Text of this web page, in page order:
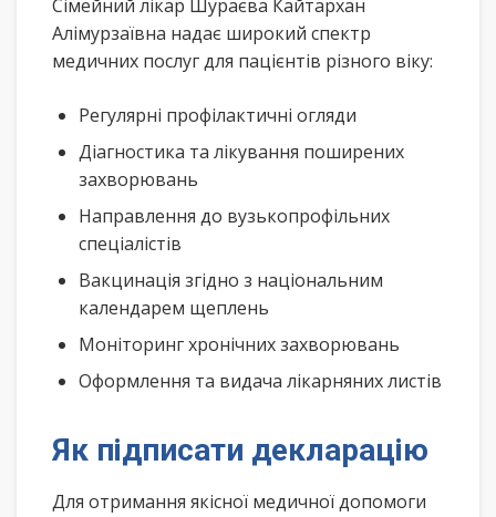
Сімейний лікар Шураєва Кайтархан
Алімурзаївна надає широкий спектр
медичних послуг для пацієнтів різного віку:
Регулярні профілактичні огляди
Діагностика та лікування поширених
захворювань
Направлення до вузькопрофільних
спеціалістів
Вакцинація згідно з національним
календарем щеплень
Моніторинг хронічних захворювань
Оформлення та видача лікарняних листів
Як підписати декларацію
Для отримання якісної медичної допомоги